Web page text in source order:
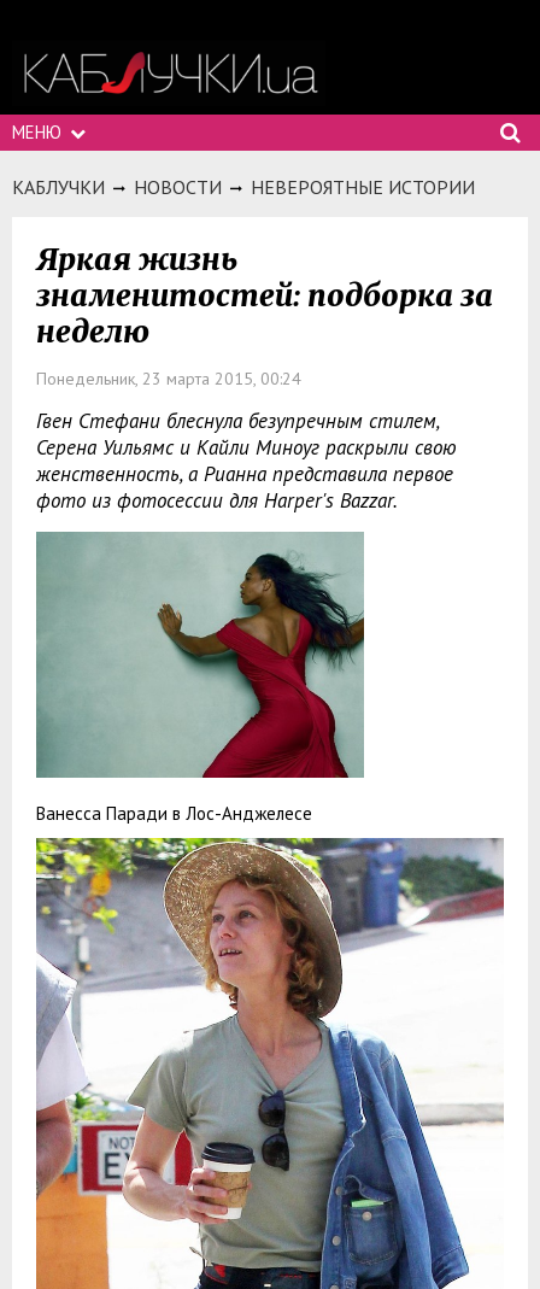
МЕНЮ
КАБЛУЧКИ НОВОСТИ НЕВЕРОЯТНЫЕ ИСТОРИИ
Яркая жизнь
знаменитостей: подборка за
неделю
Понедельник, 23 марта 2015, 00:24
Гвен Стефани блеснула безупречным стилем,
Серена Уильямс и Кайли Миноуг раскрыли свою
женственность, а Рианна представила первое
фото из фотосессии для Harper's Bazzar.
Ванесса Паради в Лос-Анджелесе